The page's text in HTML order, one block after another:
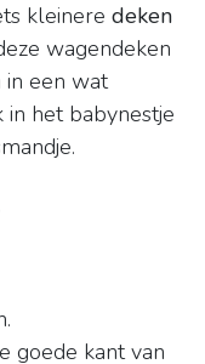
kleinere deken
wagendeken
in een wat
het babynestje
goede kant van